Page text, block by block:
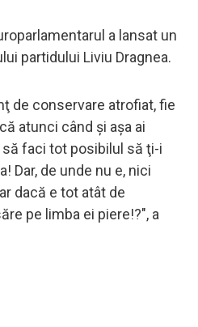
a lansat un
partidului Liviu Dragnea.
de conservare atrofiat, fie
atunci când şi aşa ai
faci tot posibilul să ţi-i
Dar, de unde nu e, nici
dacă e tot atât de
pe limba ei piere!?", a